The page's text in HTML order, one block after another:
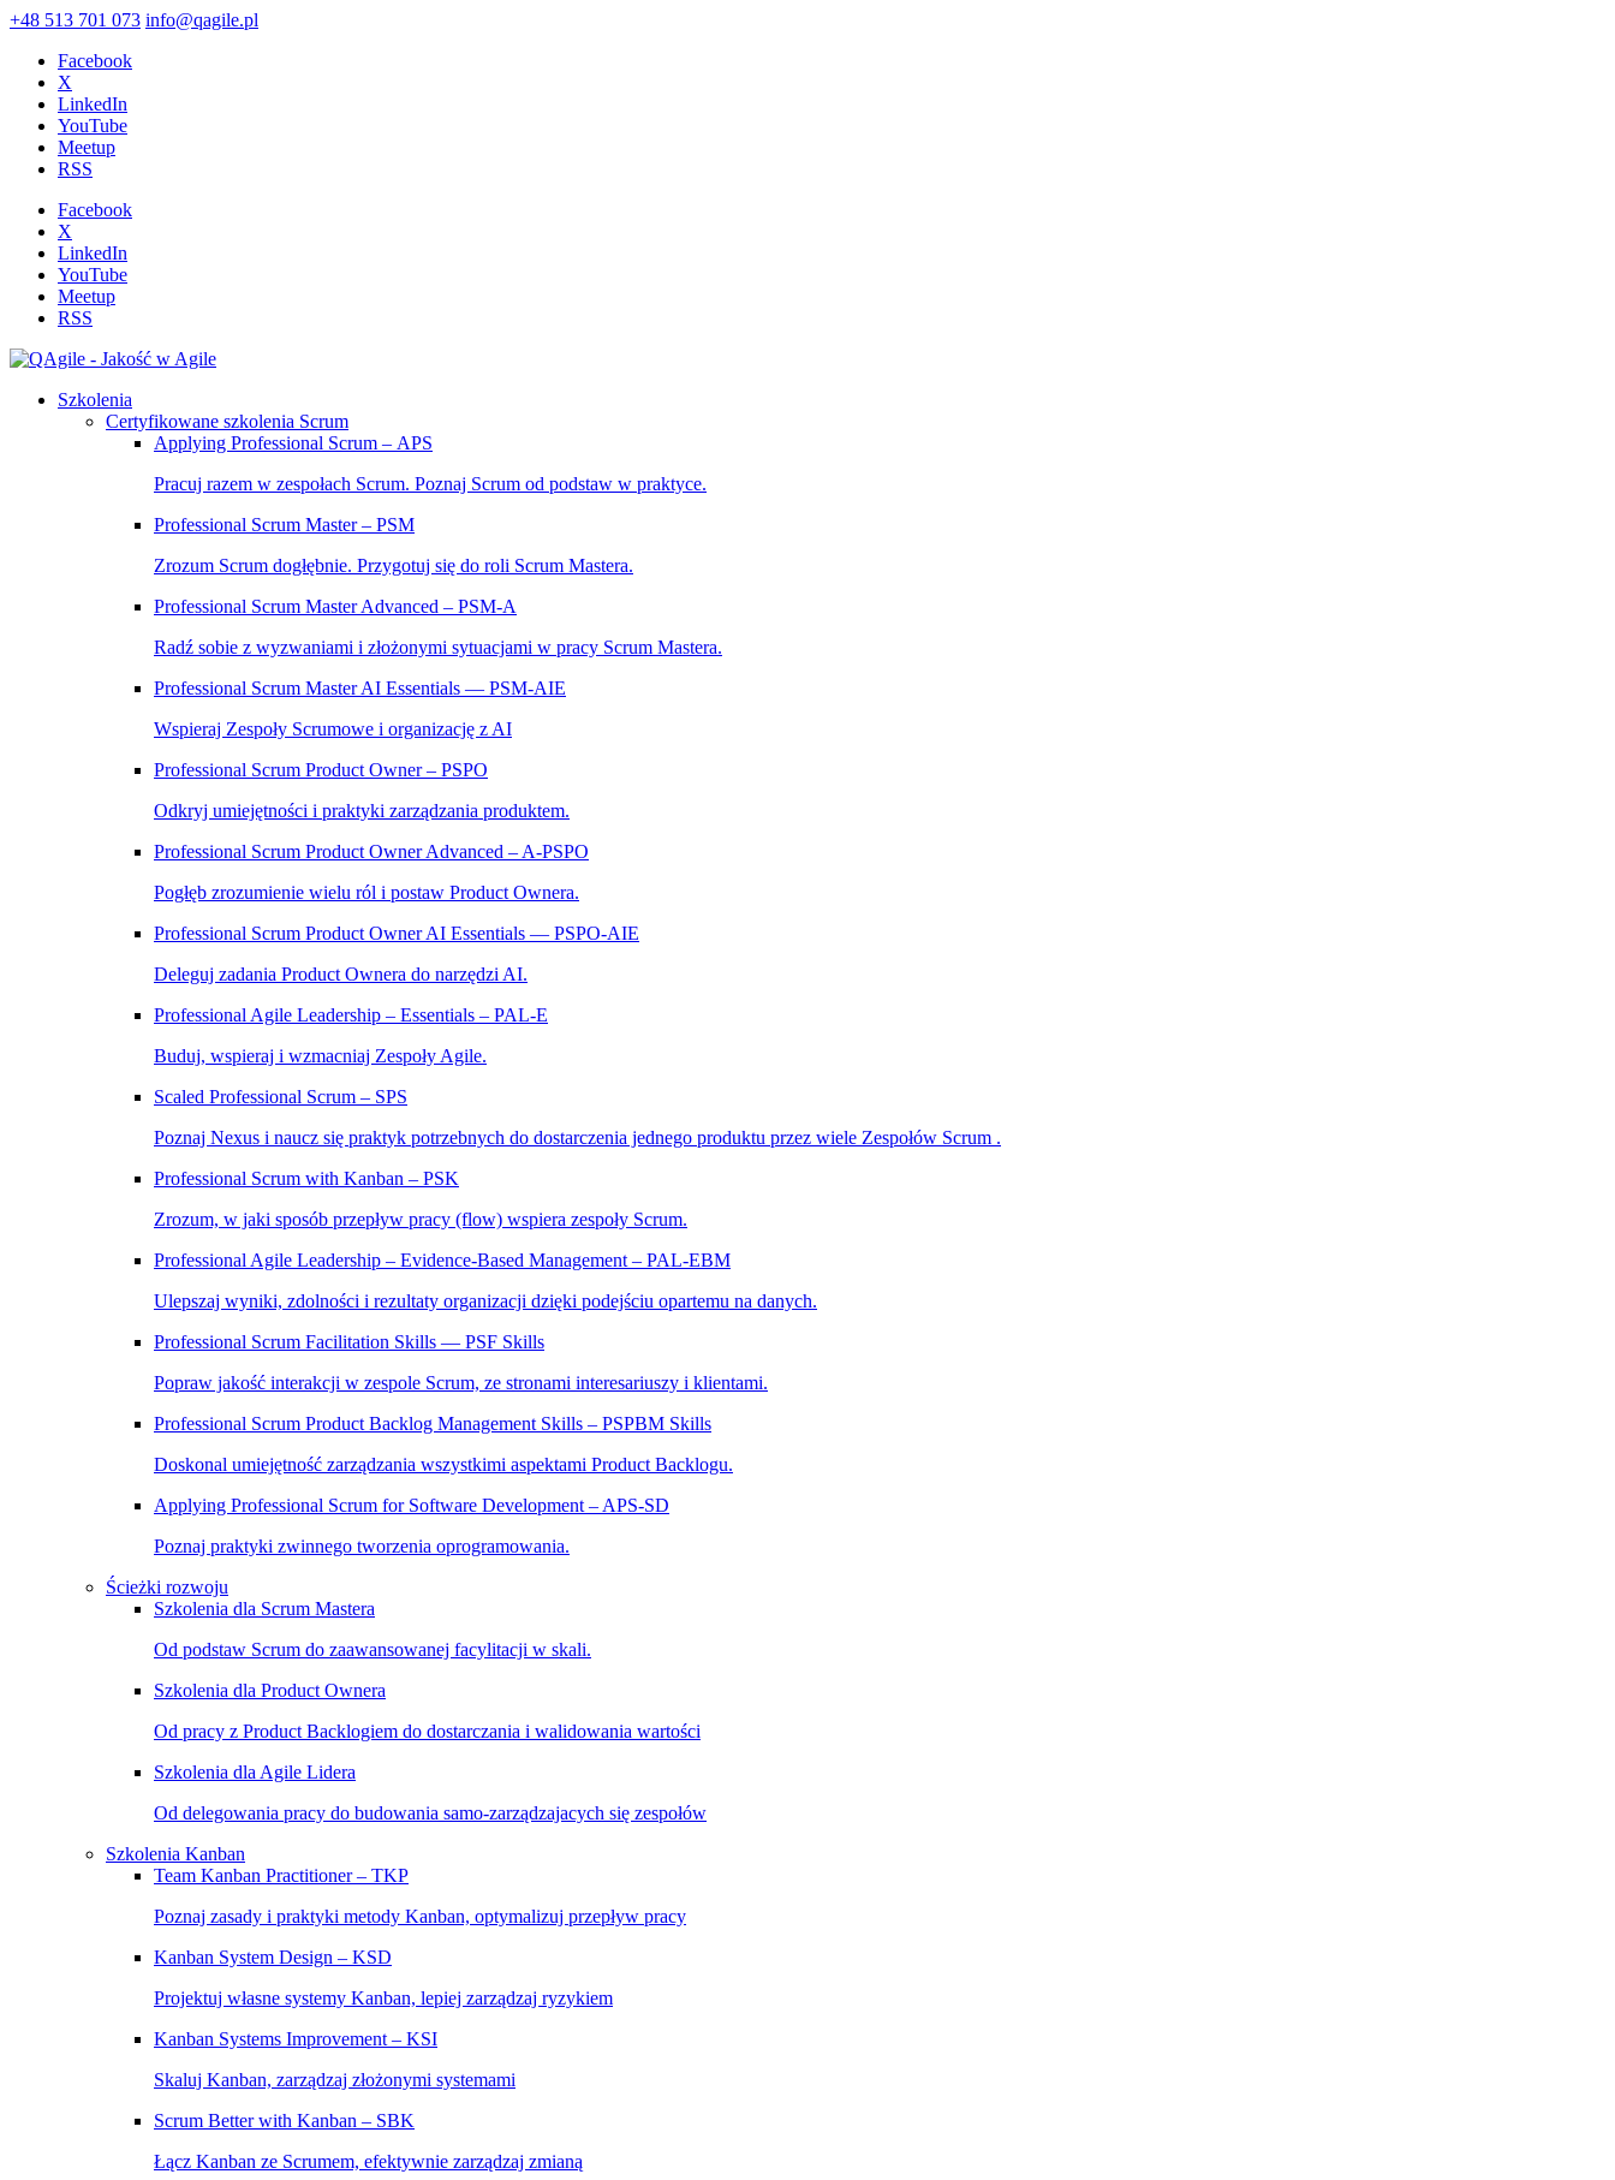
+48 513 701 073 info@qagile.pl
Facebook
X
LinkedIn
YouTube
Meetup
RSS
Facebook
X
LinkedIn
YouTube
Meetup
RSS
Szkolenia
Certyfikowane szkolenia Scrum
Applying Professional Scrum – APS
Pracuj razem w zespołach Scrum. Poznaj Scrum od podstaw w praktyce.
Professional Scrum Master – PSM
Zrozum Scrum dogłębnie. Przygotuj się do roli Scrum Mastera.
Professional Scrum Master Advanced – PSM‑A
Radź sobie z wyzwaniami i złożonymi sytuacjami w pracy Scrum Mastera.
Professional Scrum Master AI Essentials — PSM-AIE
Wspieraj Zespoły Scrumowe i organizację z AI
Professional Scrum Product Owner – PSPO
Odkryj umiejętności i praktyki zarządzania produktem.
Professional Scrum Product Owner Advanced – A‑PSPO
Pogłęb zrozumienie wielu ról i postaw Product Ownera.
Professional Scrum Product Owner AI Essentials — PSPO-AIE
Deleguj zadania Product Ownera do narzędzi AI.
Professional Agile Leadership – Essentials – PAL‑E
Buduj, wspieraj i wzmacniaj Zespoły Agile.
Scaled Professional Scrum – SPS
Poznaj Nexus i naucz się praktyk potrzebnych do dostarczenia jednego produktu przez wiele Zespołów Scrum .
Professional Scrum with Kanban – PSK
Zrozum, w jaki sposób przepływ pracy (flow) wspiera zespoły Scrum.
Professional Agile Leadership – Evidence-Based Management – PAL-EBM
Ulepszaj wyniki, zdolności i rezultaty organizacji dzięki podejściu opartemu na danych.
Professional Scrum Facilitation Skills — PSF Skills
Popraw jakość interakcji w zespole Scrum, ze stronami interesariuszy i klientami.
Professional Scrum Product Backlog Management Skills – PSPBM Skills
Doskonal umiejętność zarządzania wszystkimi aspektami Product Backlogu.
Applying Professional Scrum for Software Development – APS-SD
Poznaj praktyki zwinnego tworzenia oprogramowania.
Ścieżki rozwoju
Szkolenia dla Scrum Mastera
Od podstaw Scrum do zaawansowanej facylitacji w skali.
Szkolenia dla Product Ownera
Od pracy z Product Backlogiem do dostarczania i walidowania wartości
Szkolenia dla Agile Lidera
Od delegowania pracy do budowania samo-zarządzajacych się zespołów
Szkolenia Kanban
Team Kanban Practitioner – TKP
Poznaj zasady i praktyki metody Kanban, optymalizuj przepływ pracy
Kanban System Design – KSD
Projektuj własne systemy Kanban, lepiej zarządzaj ryzykiem
Kanban Systems Improvement – KSI
Skaluj Kanban, zarządzaj złożonymi systemami
Scrum Better with Kanban – SBK
Łącz Kanban ze Scrumem, efektywnie zarządzaj zmianą